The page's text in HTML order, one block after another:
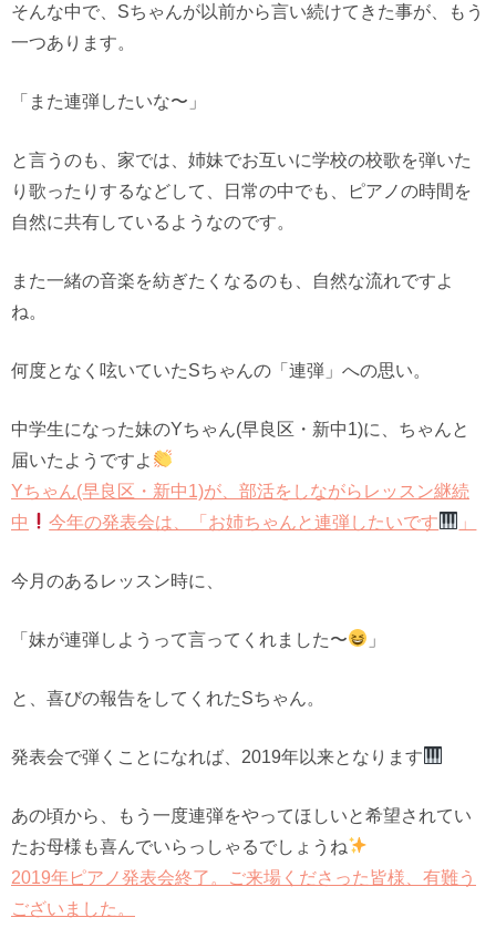
そんな中で、Sちゃんが以前から言い続けてきた事が、もう
一つあります。
「また連弾したいな〜」
と言うのも、家では、姉妹でお互いに学校の校歌を弾いた
り歌ったりするなどして、日常の中でも、ピアノの時間を
自然に共有しているようなのです。
また一緒の音楽を紡ぎたくなるのも、自然な流れですよ
ね。
何度となく呟いていたSちゃんの「連弾」への思い。
中学生になった妹のYちゃん(早良区・新中1)に、ちゃんと
届いたようですよ
Yちゃん(早良区・新中1)が、部活をしながらレッスン継続
中
今年の発表会は、「お姉ちゃんと連弾したいです 」
今月のあるレッスン時に、
「妹が連弾しようって言ってくれました〜 」
と、喜びの報告をしてくれたSちゃん。
発表会で弾くことになれば、2019年以来となります
あの頃から、もう一度連弾をやってほしいと希望されてい
たお母様も喜んでいらっしゃるでしょうね
2019年ピアノ発表会終了。ご来場くださった皆様、有難う
ございました。